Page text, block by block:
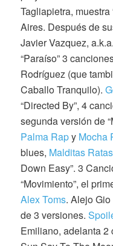
Tagliapietra,
Aires. Después de
Javier Vazquez,
“Paraíso” 3
Rodríguez (que
Caballo Tranquilo).
“Directed By”, 4
segunda versión de
Palma Rapy Mocha
blues, Malditas Ratas
Down Easy”. 3
“Movimiento”, el
Alex Toms. Alejo
de 3 versiones.
Emiliano, adelanta